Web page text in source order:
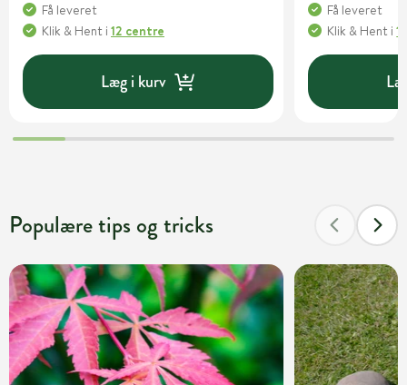
Få leveret
Klik & Hent i 12 centre
Læg i kurv
Få leveret
Klik & Hent i
Populære tips og tricks